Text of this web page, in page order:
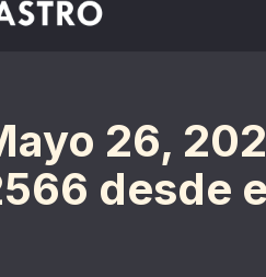
26,
desde